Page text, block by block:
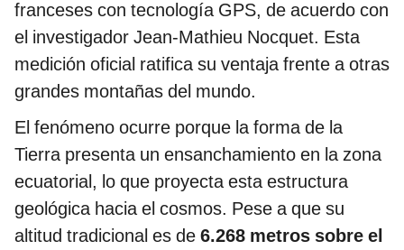
franceses con tecnología GPS, de acuerdo con
el investigador Jean-Mathieu Nocquet. Esta
medición oficial ratifica su ventaja frente a otras
grandes montañas del mundo.
El fenómeno ocurre porque la forma de la
Tierra presenta un ensanchamiento en la zona
ecuatorial, lo que proyecta esta estructura
geológica hacia el cosmos. Pese a que su
altitud tradicional es de 6.268 metros sobre el